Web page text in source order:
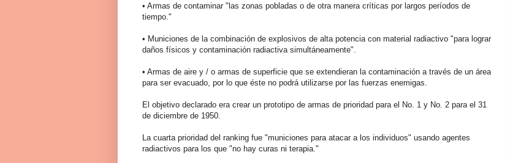
• Armas de contaminar "las zonas pobladas o de otra manera críticas por largos períodos de
tiempo."
• Municiones de la combinación de explosivos de alta potencia con material radiactivo "para lograr
daños físicos y contaminación radiactiva simultáneamente".
• Armas de aire y / o armas de superficie que se extendieran la contaminación a través de un área
para ser evacuado, por lo que éste no podrá utilizarse por las fuerzas enemigas.
El objetivo declarado era crear un prototipo de armas de prioridad para el No. 1 y No. 2 para el 31
de diciembre de 1950.
La cuarta prioridad del ranking fue "municiones para atacar a los individuos" usando agentes
radiactivos para los que "no hay curas ni terapia."